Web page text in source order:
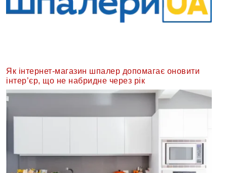
Як інтернет-магазин шпалер допомагає оновити
інтер’єр, що не набридне через рік